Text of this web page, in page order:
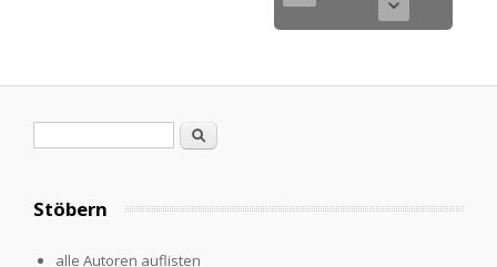
Suche
Stöbern
alle Autoren auflisten